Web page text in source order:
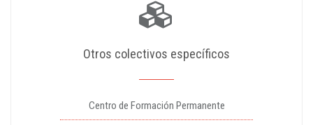
Otros colectivos específicos
Centro de Formación Permanente